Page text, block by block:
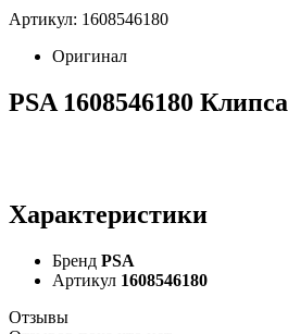
Артикул: 1608546180
Оригинал
PSA 1608546180 Клипса
Характеристики
Бренд PSA
Артикул 1608546180
Отзывы